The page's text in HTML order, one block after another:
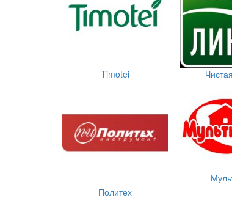
Timotei
Политех